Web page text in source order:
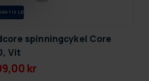
LE­VE­RANS
spinningcykel Core
Vit
kr